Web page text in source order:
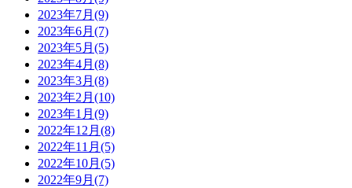
2023年7月(9)
2023年6月(7)
2023年5月(5)
2023年4月(8)
2023年3月(8)
2023年2月(10)
2023年1月(9)
2022年12月(8)
2022年11月(5)
2022年10月(5)
2022年9月(7)